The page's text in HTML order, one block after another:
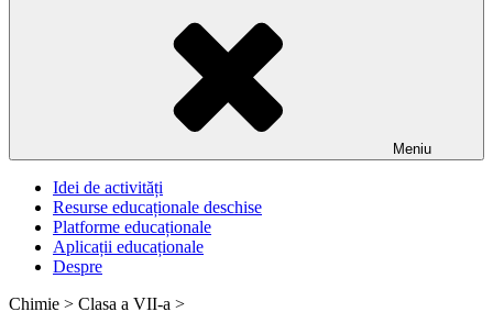
Meniu
Idei de activități
Resurse educaționale deschise
Platforme educaționale
Aplicații educaționale
Despre
Chimie > Clasa a VII-a >